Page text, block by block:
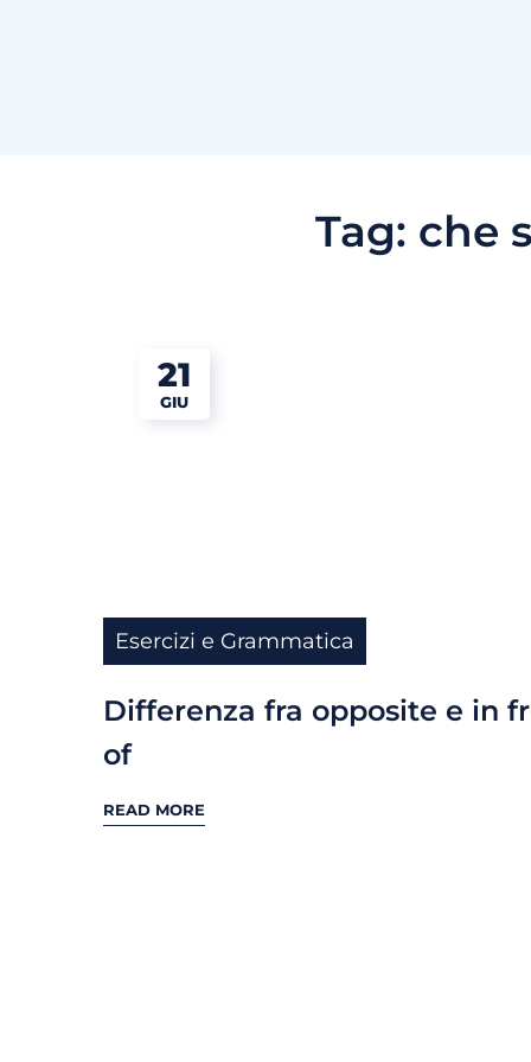
Tag: che
21
GIU
Esercizi e Grammatica
Differenza fra opposite e in
of
READ MORE